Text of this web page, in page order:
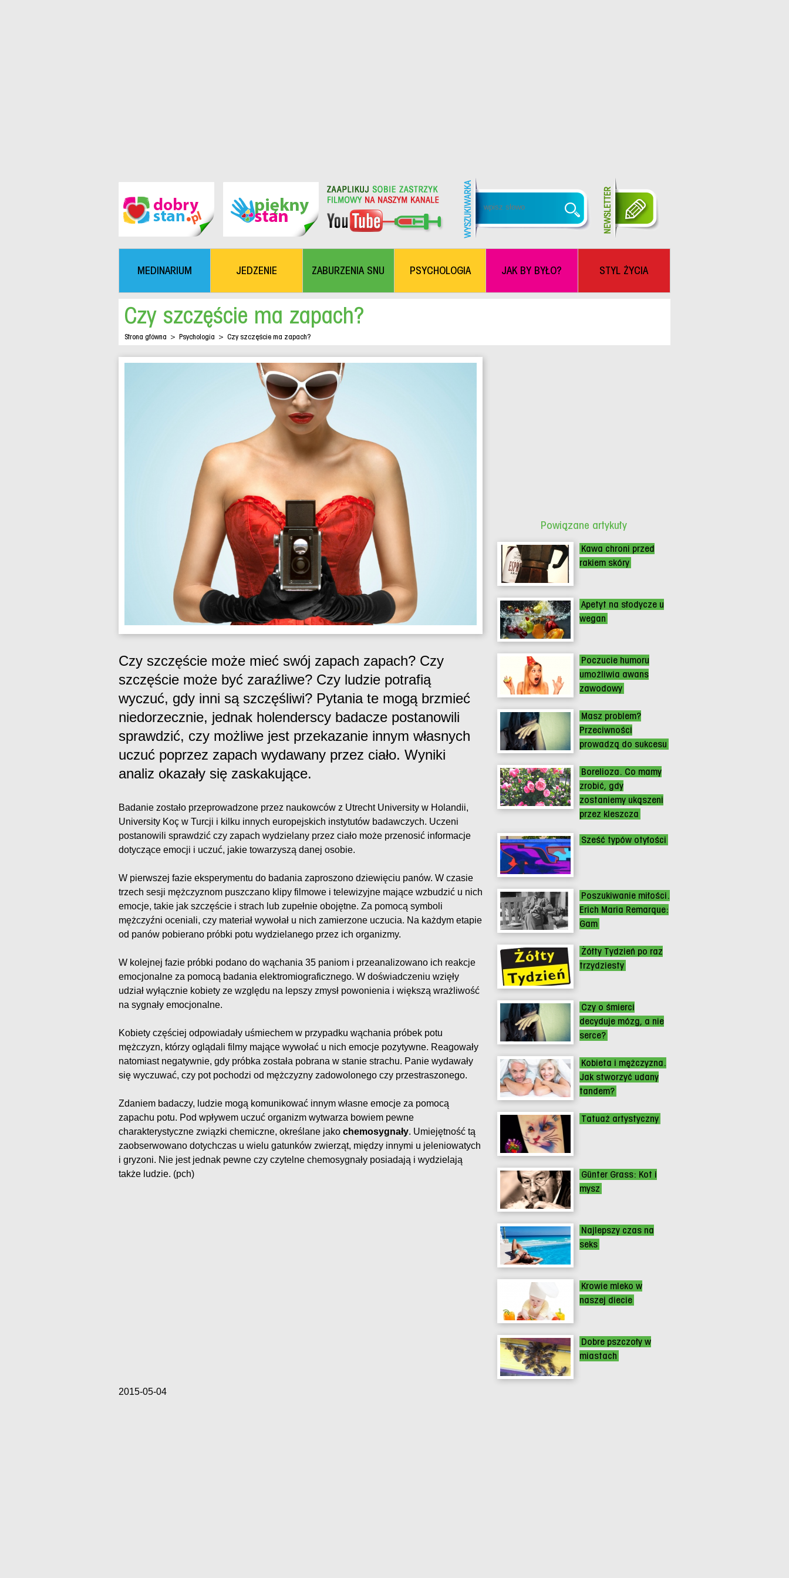
MEDINARIUM JEDZENIE ZABURZENIA SNU PSYCHOLOGIA JAK BY BYŁO? STYL ŻYCIA
Czy szczęście ma zapach?
Strona główna > Psychologia > Czy szczęście ma zapach?
Czy szczęście może mieć swój zapach zapach? Czy
szczęście może być zaraźliwe? Czy ludzie potrafią
wyczuć, gdy inni są szczęśliwi? Pytania te mogą brzmieć
niedorzecznie, jednak holenderscy badacze postanowili
sprawdzić, czy możliwe jest przekazanie innym własnych
uczuć poprzez zapach wydawany przez ciało. Wyniki
analiz okazały się zaskakujące.
Badanie zostało przeprowadzone przez naukowców z Utrecht University w Holandii,
University Koç w Turcji i kilku innych europejskich instytutów badawczych. Uczeni
postanowili sprawdzić czy zapach wydzielany przez ciało może przenosić informacje
dotyczące emocji i uczuć, jakie towarzyszą danej osobie.
W pierwszej fazie eksperymentu do badania zaproszono dziewięciu panów. W czasie
trzech sesji mężczyznom puszczano klipy filmowe i telewizyjne mające wzbudzić u nich
emocje, takie jak szczęście i strach lub zupełnie obojętne. Za pomocą symboli
mężczyźni oceniali, czy materiał wywołał u nich zamierzone uczucia. Na każdym etapie
od panów pobierano próbki potu wydzielanego przez ich organizmy.
W kolejnej fazie próbki podano do wąchania 35 paniom i przeanalizowano ich reakcje
emocjonalne za pomocą badania elektromiograficznego. W doświadczeniu wzięły
udział wyłącznie kobiety ze względu na lepszy zmysł powonienia i większą wrażliwość
na sygnały emocjonalne.
Kobiety częściej odpowiadały uśmiechem w przypadku wąchania próbek potu
mężczyzn, którzy oglądali filmy mające wywołać u nich emocje pozytywne. Reagowały
natomiast negatywnie, gdy próbka została pobrana w stanie strachu. Panie wydawały
się wyczuwać, czy pot pochodzi od mężczyzny zadowolonego czy przestraszonego.
Zdaniem badaczy, ludzie mogą komunikować innym własne emocje za pomocą
zapachu potu. Pod wpływem uczuć organizm wytwarza bowiem pewne
charakterystyczne związki chemiczne, określane jako chemosygnały. Umiejętność tą
zaobserwowano dotychczas u wielu gatunków zwierząt, między innymi u jeleniowatych
i gryzoni. Nie jest jednak pewne czy czytelne chemosygnały posiadają i wydzielają
także ludzie. (pch)
2015-05-04
Powiązane artykuły
Kawa chroni przed
rakiem skóry
Apetyt na słodycze u
wegan
Poczucie humoru
umożliwia awans
zawodowy
Masz problem?
Przeciwności
prowadzą do sukcesu
Borelioza. Co mamy
zrobić, gdy
zostaniemy ukąszeni
przez kleszcza
Sześć typów otyłości
Poszukiwanie miłości.
Erich Maria Remarque:
Gam
Żółty Tydzień po raz
trzydziesty
Czy o śmierci
decyduje mózg, a nie
serce?
Kobieta i mężczyzna.
Jak stworzyć udany
tandem?
Tatuaż artystyczny
Günter Grass: Kot i
mysz
Najlepszy czas na
seks
Krowie mleko w
naszej diecie
Dobre pszczoły w
miastach